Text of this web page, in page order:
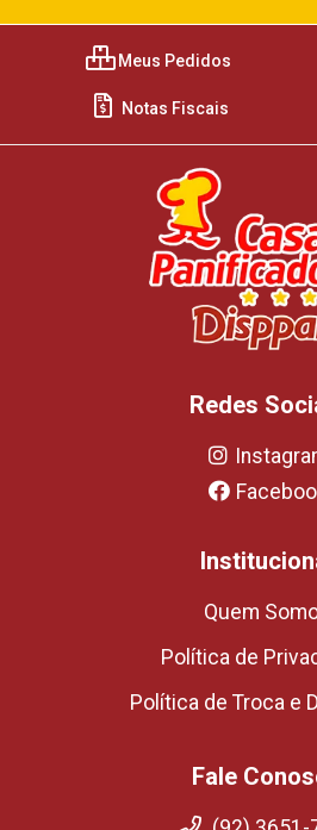
Meus Pedidos
Notas Fiscais
Redes
Quem
Política de
Política de Troca e
Fale